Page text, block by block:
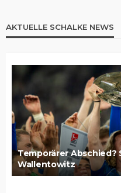
AKTUELLE SCHALKE NEWS
Temporärer Abschied?
Wallentowitz